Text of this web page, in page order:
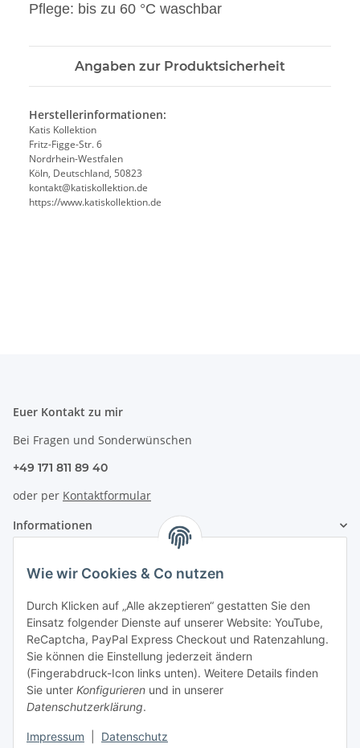
Wie wir Cookies & Co nutzen
Durch Klicken auf „Alle akzeptieren“ gestatten Sie den
Einsatz folgender Dienste auf unserer Website: YouTube,
ReCaptcha, PayPal Express Checkout und Ratenzahlung.
Sie können die Einstellung jederzeit ändern
(Fingerabdruck-Icon links unten). Weitere Details finden
Sie unter Konfigurieren und in unserer
Datenschutzerklärung.
Impressum Datenschutz
Pflege: bis zu 60 °C waschbar
Angaben zur Produktsicherheit
Herstellerinformationen:
Katis Kollektion
Fritz-Figge-Str. 6
Nordrhein-Westfalen
Köln, Deutschland, 50823
kontakt@katiskollektion.de
https://www.katiskollektion.de
Euer Kontakt zu mir
Bei Fragen und Sonderwünschen
+49 171 811 89 40
oder per Kontaktformular
Informationen
Zahlung & Versand